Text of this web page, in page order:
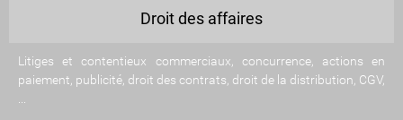
Droit des affaires
Litiges et contentieux commerciaux, concurrence, actions en
paiement, publicité, droit des contrats, droit de la distribution, CGV,